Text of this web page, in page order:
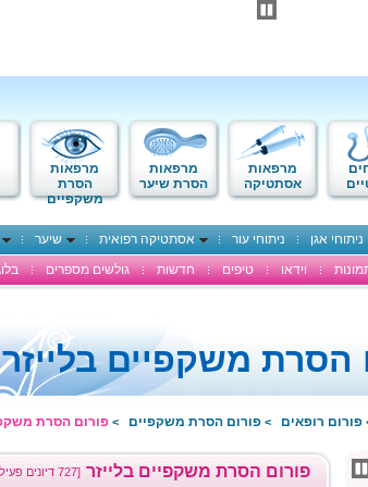
מרפאות
אסתטיקה
מרפאות
הסרת שיער
מרפאות
הסרת
משקפיים
ניתוחי אגן ניתוחי עור אסתטיקה רפואית שיער
וידאו טיפים חדשות גולשים מספרים
הסרת משקפיים בלייזר
פורום רופאים > פורום הסרת משקפיים > פורום הסרת
[727 דיונים פעילים] פורום הסרת משקפיים בלייזר